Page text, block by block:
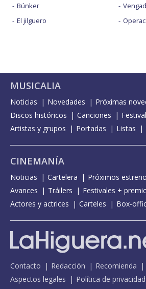
Búnker
El jilguero
MUSICALIA
Noticias Novedades
Próximas
Discos históricos
Canciones
Artistas y grupos
Portadas Listas
CINEMANÍA
Noticias Cartelera Próximos
Avances
Tráilers
Festivales +
Actores y actrices
Carteles Box-
Contacto Redacción Recomienda
Aspectos legales
Política de privacidad